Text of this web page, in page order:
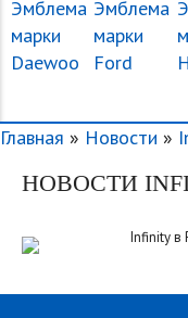
Главная » Новости »
НОВОСТИ
Infinity в